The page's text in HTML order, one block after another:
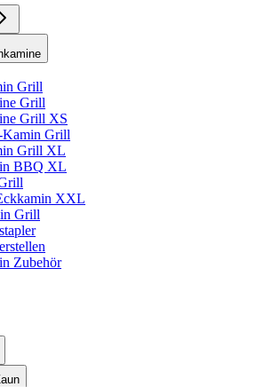
Grill
Grill
Grill XS
Kamin Grill
Grill XL
BBQ XL
XXL
Grill
Zubehör